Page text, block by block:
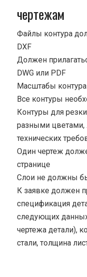
чертежам
Файлы контура
DXF
Должен
DWG или PDF
Масштабы контура
Все контуры
Контуры для
разными цветами,
технических
Один чертеж
странице
Cлои не должны
К заявке должен
спецификация
следующих
чертежа детали),
стали, толщина